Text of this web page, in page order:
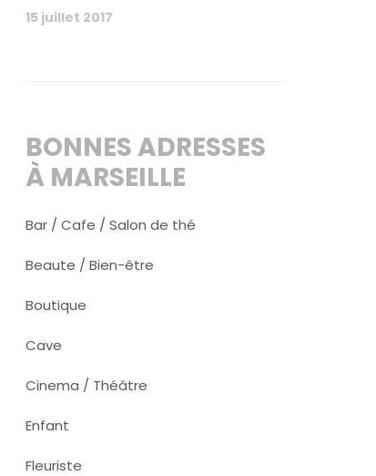
15 juillet 2017
BONNES ADRESSES
À MARSEILLE
Bar / Cafe / Salon de thé
Beaute / Bien-être
Boutique
Cave
Cinema / Théâtre
Enfant
Fleuriste